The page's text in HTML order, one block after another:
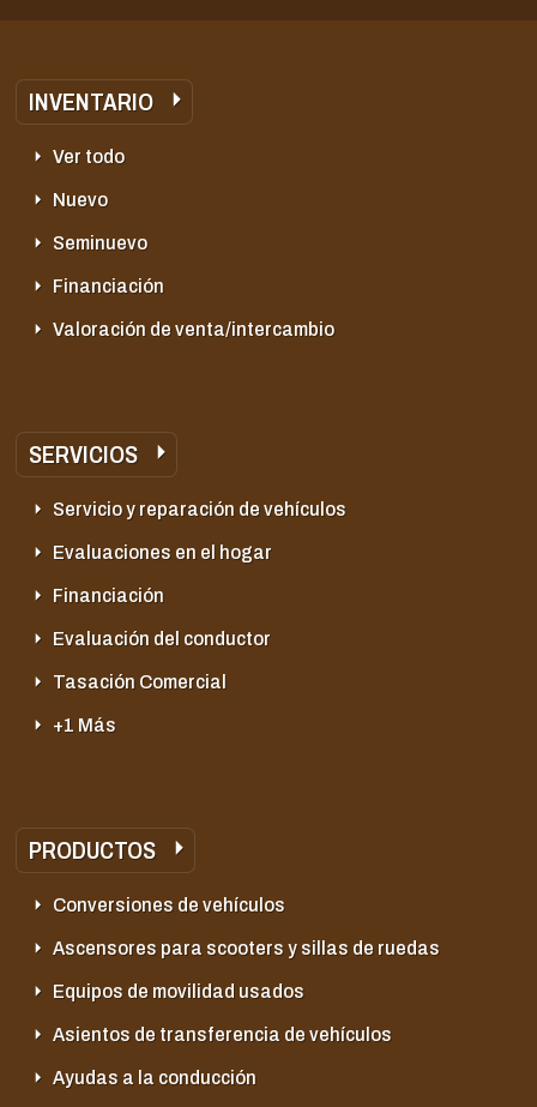
INVENTARIO
Ver todo
Nuevo
Seminuevo
Financiación
Valoración de venta/intercambio
SERVICIOS
Servicio y reparación de vehículos
Evaluaciones en el hogar
Financiación
Evaluación del conductor
Tasación Comercial
+1 Más
PRODUCTOS
Conversiones de vehículos
Ascensores para scooters y sillas de ruedas
Equipos de movilidad usados
Asientos de transferencia de vehículos
Ayudas a la conducción